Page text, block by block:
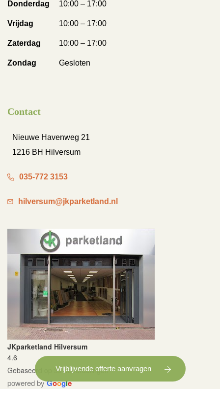
Vrijblijvende offerte aanvragen
Donderdag 10:00 – 17:00
Vrijdag 10:00 – 17:00
Zaterdag 10:00 – 17:00
Zondag Gesloten
Contact
Nieuwe Havenweg 21
1216 BH Hilversum
035-772 3153
hilversum@jkparketland.nl
JKparketland Hilversum
4.6
Gebaseerd op 39 beoordelingen
powered byGoogle